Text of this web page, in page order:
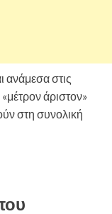
ανάμεσα στις
άριστον»
στη συνολική